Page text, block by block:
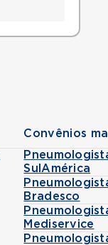
Convênios
SulAmérica
Bradesco
Mediservice